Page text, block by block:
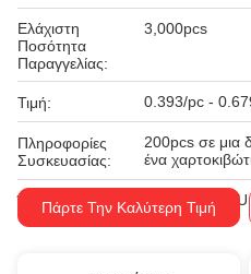
Ελάχιστη
Ποσότητα
Παραγγελίας:
3,000pcs
Τιμή: 0.393/pc -
Πληροφορίες
Συσκευασίας:
200pcs σε μια
ένα
Όροι Πληρωμής: T/T, Western
Πάρτε Την Καλύτερη Τιμή